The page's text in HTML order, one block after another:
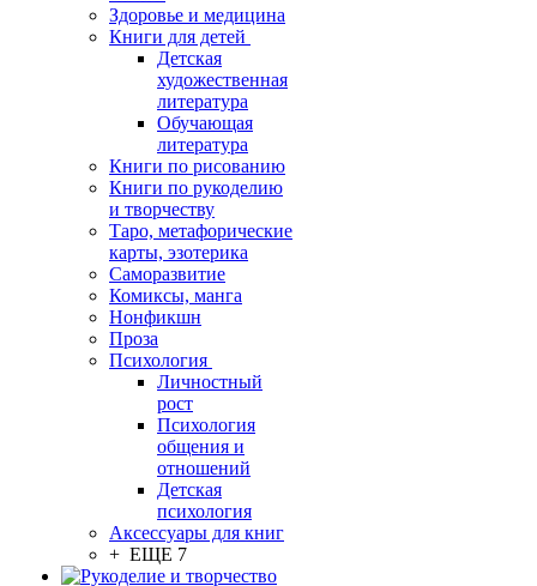
Здоровье и медицина
Книги для детей
Детская
художественная
литература
Обучающая
литература
Книги по рисованию
Книги по рукоделию
и творчеству
Таро, метафорические
карты, эзотерика
Саморазвитие
Комиксы, манга
Нонфикшн
Проза
Психология
Личностный
рост
Психология
общения и
отношений
Детская
психология
Аксессуары для книг
+ ЕЩЕ 7